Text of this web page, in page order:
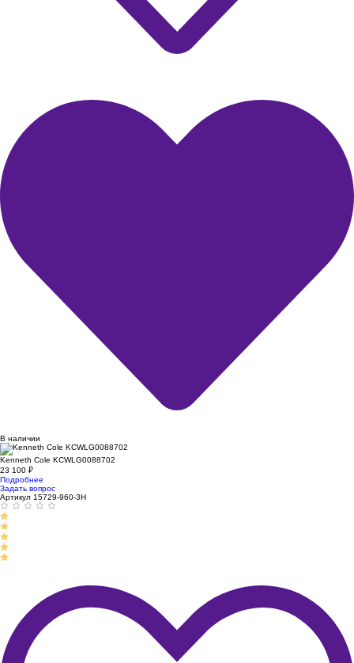
В наличии
Kenneth Cole KCWLG0088702
23 100 ₽
Подробнее
Задать вопрос
Артикул 15729-960-3H